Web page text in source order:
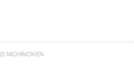
提出いただけない場合は、今後の当社からの
社日能研関西・株式会社日能研九州・株式会